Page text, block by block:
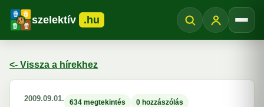
szelektív .hu
<- Vissza a hírekhez
2009.09.01. 634 megtekintés 0 hozzászólás